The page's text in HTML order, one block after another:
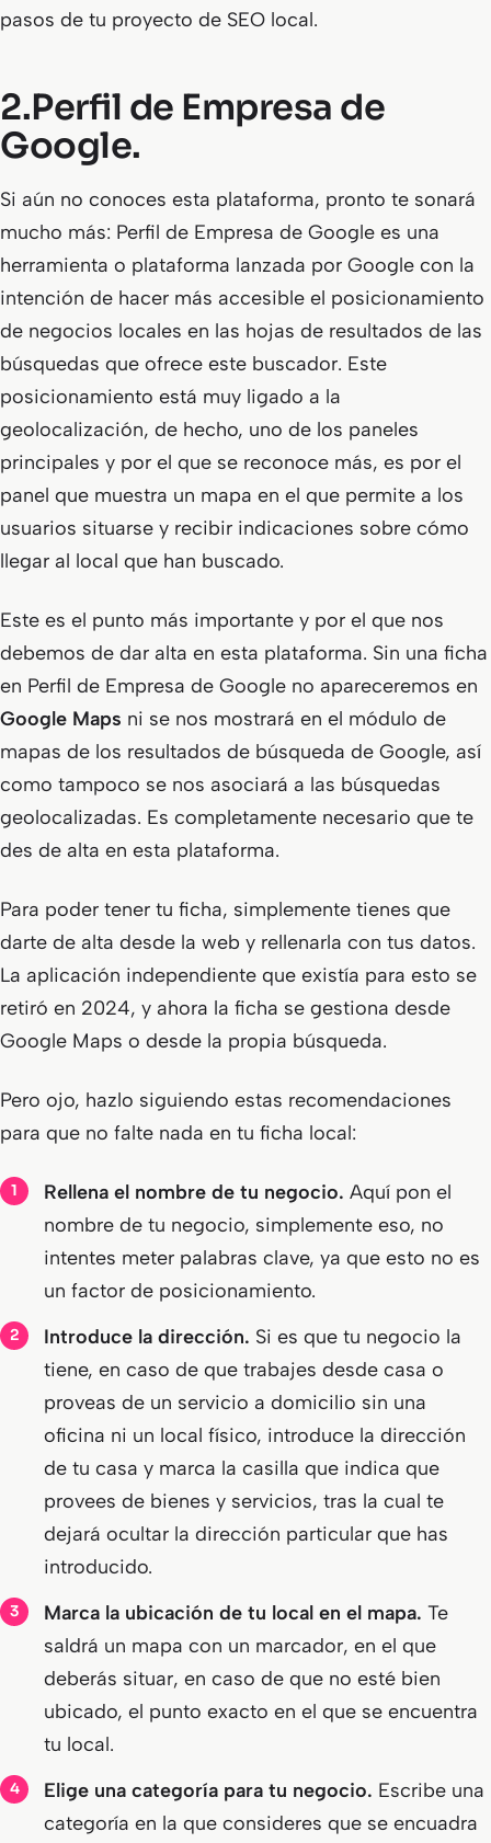
pasos de tu proyecto de SEO local.
2.Perfil de Empresa de
Google.
Si aún no conoces esta plataforma, pronto te sonará
mucho más: Perfil de Empresa de Google es una
herramienta o plataforma lanzada por Google con la
intención de hacer más accesible el posicionamiento
de negocios locales en las hojas de resultados de las
búsquedas que ofrece este buscador. Este
posicionamiento está muy ligado a la
geolocalización, de hecho, uno de los paneles
principales y por el que se reconoce más, es por el
panel que muestra un mapa en el que permite a los
usuarios situarse y recibir indicaciones sobre cómo
llegar al local que han buscado.
Este es el punto más importante y por el que nos
debemos de dar alta en esta plataforma. Sin una ficha
en Perfil de Empresa de Google no apareceremos en
Google Maps ni se nos mostrará en el módulo de
mapas de los resultados de búsqueda de Google, así
como tampoco se nos asociará a las búsquedas
geolocalizadas. Es completamente necesario que te
des de alta en esta plataforma.
Para poder tener tu ficha, simplemente tienes que
darte de alta desde la web y rellenarla con tus datos.
La aplicación independiente que existía para esto se
retiró en 2024, y ahora la ficha se gestiona desde
Google Maps o desde la propia búsqueda.
Pero ojo, hazlo siguiendo estas recomendaciones
para que no falte nada en tu ficha local:
Rellena el nombre de tu negocio. Aquí pon el
nombre de tu negocio, simplemente eso, no
intentes meter palabras clave, ya que esto no es
un factor de posicionamiento.
Introduce la dirección. Si es que tu negocio la
tiene, en caso de que trabajes desde casa o
proveas de un servicio a domicilio sin una
oficina ni un local físico, introduce la dirección
de tu casa y marca la casilla que indica que
provees de bienes y servicios, tras la cual te
dejará ocultar la dirección particular que has
introducido.
Marca la ubicación de tu local en el mapa. Te
saldrá un mapa con un marcador, en el que
deberás situar, en caso de que no esté bien
ubicado, el punto exacto en el que se encuentra
tu local.
Elige una categoría para tu negocio. Escribe una
categoría en la que consideres que se encuadra